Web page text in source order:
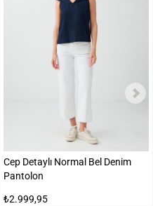
Cep Detaylı Normal Bel Denim
Pantolon
₺2.999,95